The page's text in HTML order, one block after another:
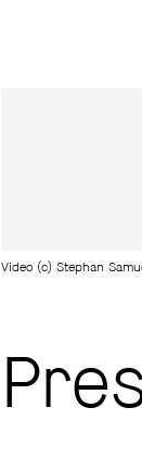
Video (c) Stephan